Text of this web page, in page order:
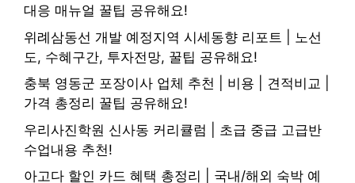
대응 매뉴얼 꿀팁 공유해요!
위례삼동선 개발 예정지역 시세동향 리포트 | 노선
도, 수혜구간, 투자전망, 꿀팁 공유해요!
충북 영동군 포장이사 업체 추천 | 비용 | 견적비교 |
가격 총정리 꿀팁 공유해요!
우리사진학원 신사동 커리큘럼 | 초급 중급 고급반
수업내용 추천!
아고다 할인 카드 혜택 총정리 | 국내/해외 숙박 예